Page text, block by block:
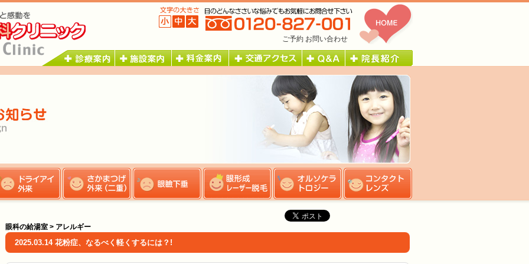
ご予約 お問い合わせ
眼科の給湯室 > アレルギー
2025.03.14 花粉症、なるべく軽くするには？!